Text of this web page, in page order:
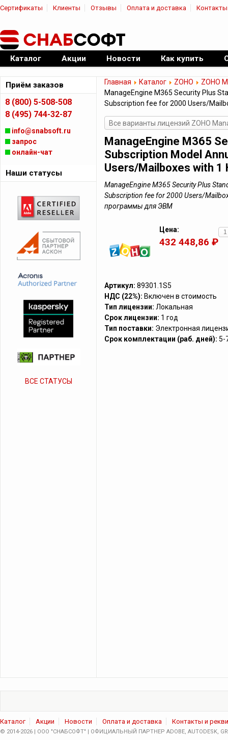
Сертификаты Клиенты Отзывы Оплата и доставка Контакты
Официальный дилер ПО
Каталог Акции Новости Как купить
Главная Каталог ZOHO
ZOHO
ManageEngine M365 Security Plus
Subscription fee for 2000 Users/
Все варианты лицензий ZOHO
ManageEngine M365
Subscription Model
Users/Mailboxes with 1
ManageEngine M365 Security Plus
Subscription fee for 2000 Users/
программы для ЭВМ
Цена:
432 448,86 ₽
Артикул: 89301.1S5
НДС (22%): Включен в стоимость
Тип лицензии: Локальная
Срок лицензии: 1 год
Тип поставки: Электронная
Срок комплектации (раб. дней): 5-
Приём заказов
8 (800) 5-508-508
8 (495) 744-32-87
info@snabsoft.ru
запрос
онлайн-чат
Наши статусы
ВСЕ СТАТУСЫ
Каталог Акции Новости Оплата и доставка Контакты и
© 2014-2026 | ООО "СНАБСОФТ" | ОФИЦИАЛЬНЫЙ ПАРТНЕР ADOBE, AUTODESK,